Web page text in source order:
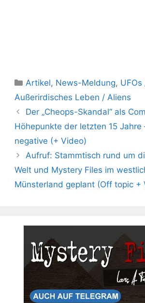
Kategorien
Artikel, News-Meldung, UFOs
Außerirdisches Leben / Aliens
Der „Cheops-Skandal“ als
Höhepunkte der letzten 15 Jahre
negative (+ Video)
Aufruf: Stammtisch rund um
Welt und Mystery Files im
Münsterland geplant (Off topic +